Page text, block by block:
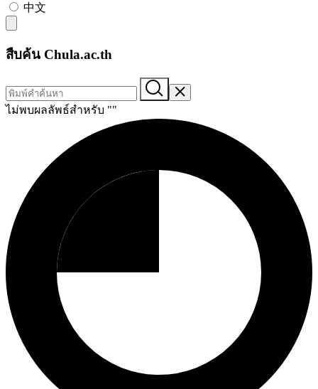
中文
สืบค้น Chula.ac.th
ไม่พบผลลัพธ์สำหรับ ""